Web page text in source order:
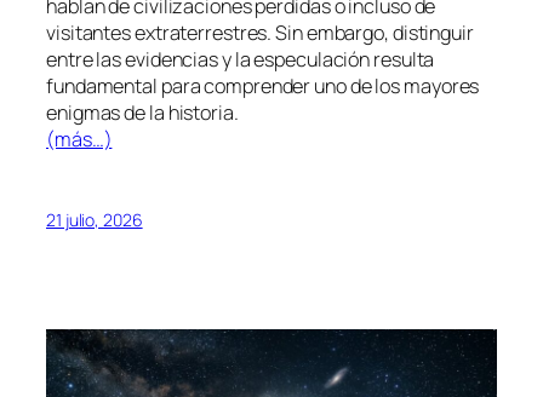
hablan de civilizaciones perdidas o incluso de
visitantes extraterrestres. Sin embargo, distinguir
entre las evidencias y la especulación resulta
fundamental para comprender uno de los mayores
enigmas de la historia.
(más…)
21 julio, 2026